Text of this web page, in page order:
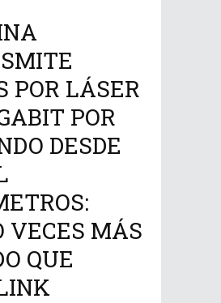
POR LÁSER
POR
DESDE
VECES MÁS
QUE